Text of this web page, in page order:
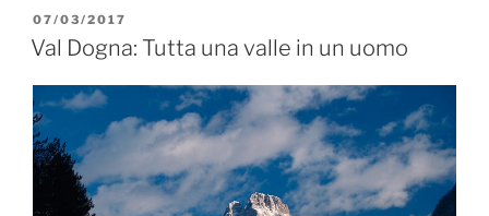
PUBBLICATO
IL
07/03/2017
Val Dogna: Tutta una valle in un uomo